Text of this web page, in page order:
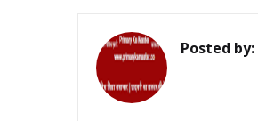
Posted by: